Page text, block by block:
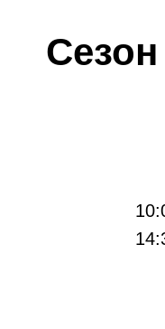
Сезон